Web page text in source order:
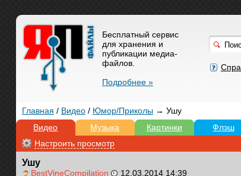
Бесплатный сервис
для хранения и
публикации медиа-
файлов.
Подробнее »
Главная / Видео/ Юмор/Приколы→ Ушу
Видео
Музыка Картинки Флэш
Настроить просмотр
Ушу
BestVineCompilation 12.03.2014 14:39